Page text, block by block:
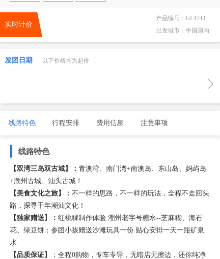
产品编号： GL4743
出发城市： 中国国内
实时计价
发团日期 以下价格均为起价
线路特色 行程安排 费用信息 注意事项
线路特色
【双湾三岛双古城】： 青澳湾、南门湾+南澳岛、东山岛、妈屿岛
+潮州古城、汕头古城！
【美食文化之旅】： 不一样的思路，不一样的玩法，全程不走回头
路，探寻千年潮汕文化！
【独家赠送】： 红桃粿制作体验 潮州老字号糖水--芝麻糊、海石
花、绿豆饼；参团小孩赠送沙滩玩具一份 贴心安排一天一瓶矿泉
水
【品质保证】
：全程0购物，专车专导，无暗店无擦边，还你纯净